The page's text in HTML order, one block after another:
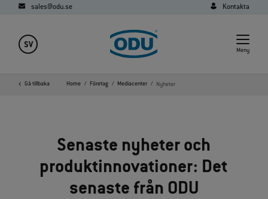
sales@odu.se Kontakta
SV
Meny
Gå tillbaka Home Företag Mediacenter Nyheter
Senaste nyheter och
produktinnovationer: Det
senaste från ODU